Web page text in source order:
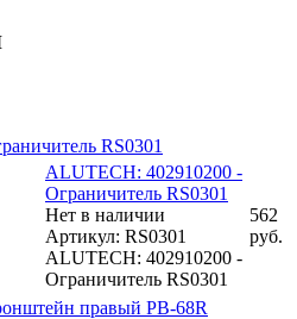
RS0301
ALUTECH: 402910200 -
Ограничитель RS0301
Нет в наличии
Артикул: RS0301
ALUTECH: 402910200 -
Ограничитель RS0301
562
руб.
правый PB-68R